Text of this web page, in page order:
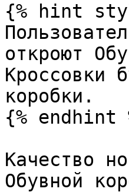
{% hint
откроют
Кроссовки
коробки.
{% endhint
Качество
Обувной